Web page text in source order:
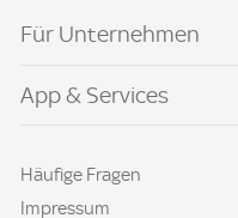
Für Unternehmen
App & Services
Häufige Fragen
Impressum